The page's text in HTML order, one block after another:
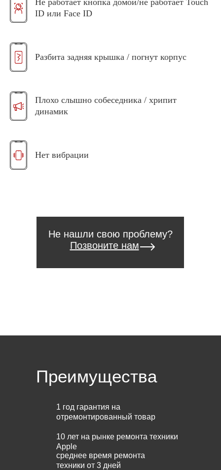
Не работает кнопка домой/не работает Touch
ID или Face ID
Разбита задняя крышка / погнут корпус
Плохо слышно собеседника / хрипит
динамик
Нет вибрации
Не нашли свою проблему?
Позвоните нам
Преимущества
1 год гарантия на
отремонтированный товар
10 лет на рынке ремонта техники
Apple
среднее время ремонта
техники от 3 дней